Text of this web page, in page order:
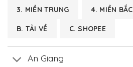
3. MIỀN TRUNG 4. MIỀN BẮC
B. TẢI VỀ C. SHOPEE
An Giang